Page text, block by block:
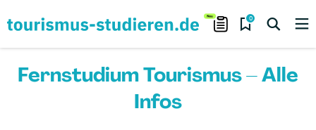
0
Fernstudium Tourismus – Alle
Infos